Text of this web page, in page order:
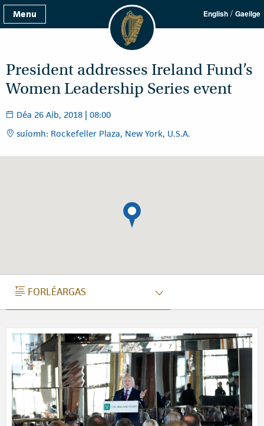
Menu English / Gaeilge
President addresses Ireland Fund’s
Women Leadership Series event
Déa 26 Aib, 2018 | 08:00
suíomh: Rockefeller Plaza, New York, U.S.A.
FORLÉARGAS
FORLÉARGAS